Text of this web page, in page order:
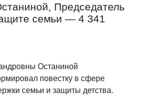
Председатель
семьи — 4 341
Останиной
повестку в сфере
семьи и защиты детства.